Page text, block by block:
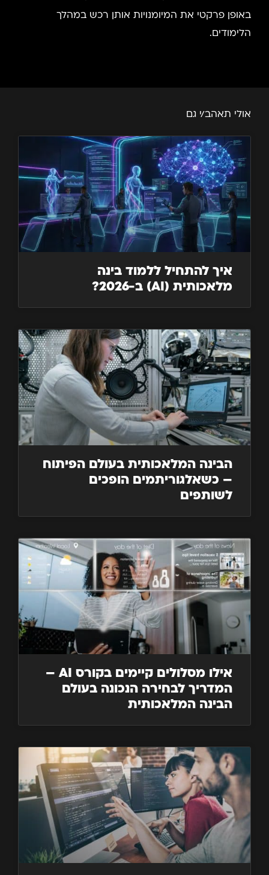
באופן פרקטי את המיומנויות אותן רכש במהלך
הלימודים.
אולי תאהב/י גם
איך להתחיל ללמוד בינה
מלאכותית (AI) ב-2026?
הבינה המלאכותית בעולם הפיתוח
– כשאלגוריתמים הופכים
לשותפים
אילו מסלולים קיימים בקורס AI –
המדריך לבחירה הנכונה בעולם
הבינה המלאכותית